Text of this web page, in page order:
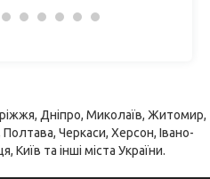
Дніпро, Миколаїв, Житомир,
Полтава, Черкаси, Херсон, Івано-
Київ та інші міста України.